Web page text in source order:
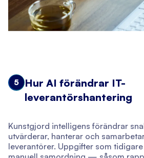
5
Hur AI förändrar IT-
leverantörshantering
Kunstgjord intelligens förändrar
utvärderar, hanterar och
leverantörer. Uppgifter som